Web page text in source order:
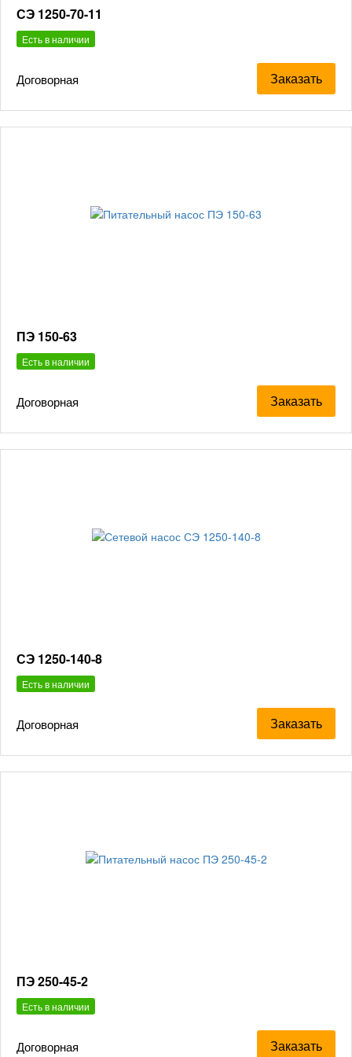
СЭ 1250-70-11
Есть в наличии
Договорная Заказать
ПЭ 150-63
Есть в наличии
Договорная Заказать
СЭ 1250-140-8
Есть в наличии
Договорная Заказать
ПЭ 250-45-2
Есть в наличии
Договорная Заказать